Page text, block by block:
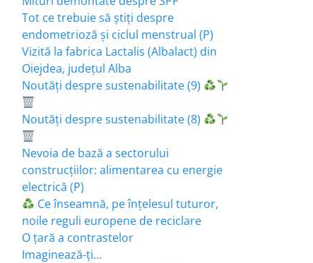
Tot ce trebuie să știți despre
endometrioză și ciclul menstrual (P)
Vizită la fabrica Lactalis (Albalact) din
Oiejdea, județul Alba
Noutăți despre sustenabilitate (9)
Noutăți despre sustenabilitate (8)
Nevoia de bază a sectorului
construcțiilor: alimentarea cu energie
electrică (P)
Ce înseamnă, pe înțelesul tuturor,
noile reguli europene de reciclare
O țară a contrastelor
Imaginează-ți…